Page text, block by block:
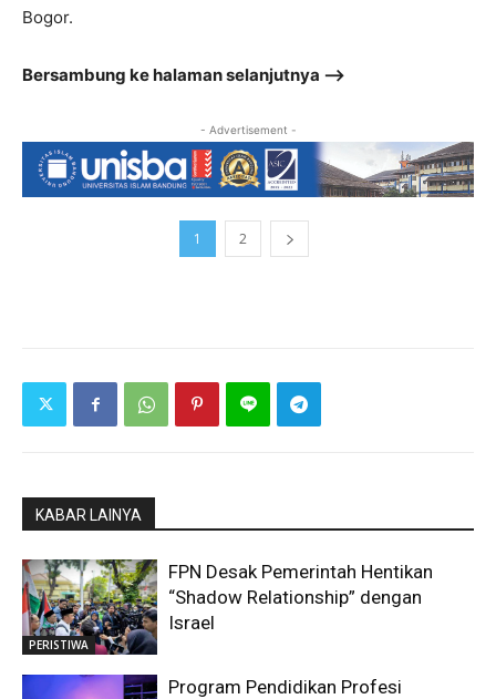
Bogor.
Bersambung ke halaman selanjutnya –>
- Advertisement -
1 2
KABAR LAINYA
PERISTIWA
FPN Desak Pemerintah Hentikan
“Shadow Relationship” dengan
Israel
Program Pendidikan Profesi